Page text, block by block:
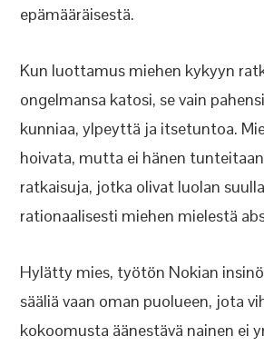
epämääräisestä.
Kun luottamus miehen kykyyn
ongelmansa katosi, se vain
kunniaa, ylpeyttä ja itsetuntoa.
hoivata, mutta ei hänen
ratkaisuja, jotka olivat luolan
rationaalisesti miehen mielestä
Hylätty mies, työtön Nokian
sääliä vaan oman puolueen, jota
kokoomusta äänestävä nainen ei